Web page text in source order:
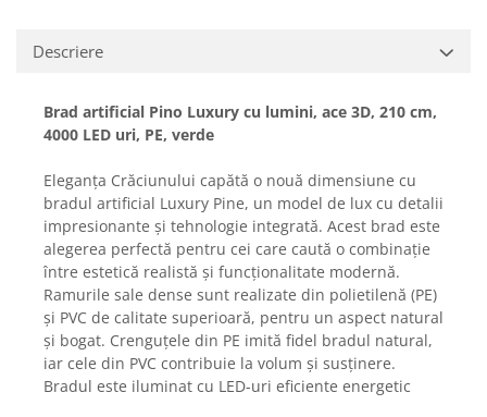
Descriere
Brad artificial Pino Luxury cu lumini, ace 3D, 210 cm,
4000 LED uri, PE, verde
Eleganța Crăciunului capătă o nouă dimensiune cu
bradul artificial Luxury Pine, un model de lux cu detalii
impresionante și tehnologie integrată. Acest brad este
alegerea perfectă pentru cei care caută o combinație
între estetică realistă și funcționalitate modernă.
Ramurile sale dense sunt realizate din polietilenă (PE)
și PVC de calitate superioară, pentru un aspect natural
și bogat. Crenguțele din PE imită fidel bradul natural,
iar cele din PVC contribuie la volum și susținere.
Bradul este iluminat cu LED-uri eficiente energetic